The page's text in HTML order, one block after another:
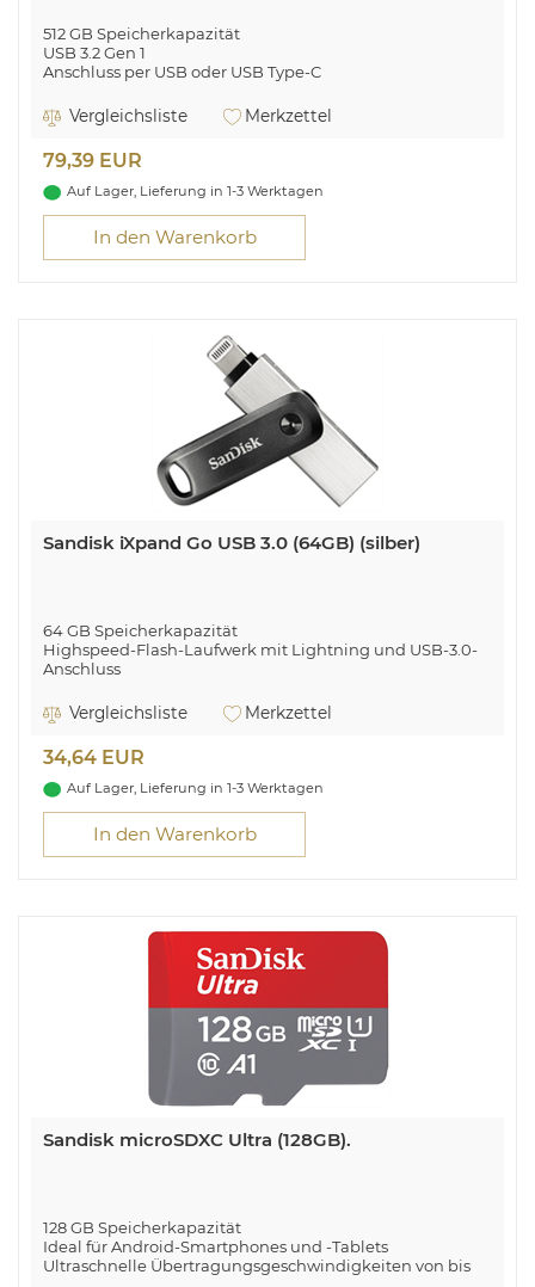
512 GB Speicherkapazität
USB 3.2 Gen 1
Anschluss per USB oder USB Type-C
Vergleichsliste
Merkzettel
79,39 EUR
Auf Lager, Lieferung in 1-3 Werktagen
In den Warenkorb
Sandisk iXpand Go USB 3.0 (64GB) (silber)
64 GB Speicherkapazität
Highspeed-Flash-Laufwerk mit Lightning und USB-3.0-
Anschluss
Videos und Bilder direkt auf den iXpand Flash Drive
aufnehmen
Dateien mit individuellem Passwort schützen
SanDisk iXpand. Kapazität: 64 GB, Geräteschnittstelle:
Formfaktor: Drehring, Produktfarbe: Schwarz, Silber
Vergleichsliste Merkzettel
34,64 EUR
Auf Lager, Lieferung in 1-3 Werktagen
In den Warenkorb
Sandisk microSDXC Ultra (128GB).
128 GB Speicherkapazität
Ideal für Android-Smartphones und -Tablets
Ultraschnelle Übertragungsgeschwindigkeiten von bis